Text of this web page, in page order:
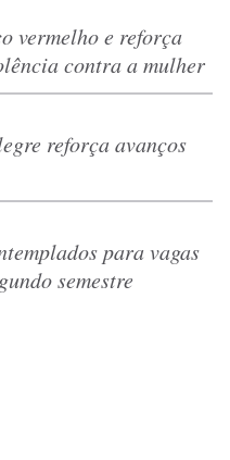
vermelho e reforça
contra a mulher
reforça avanços
para vagas
semestre